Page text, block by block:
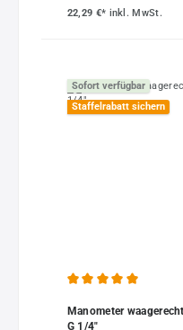
22,29 €* inkl. MwSt.
Sofort verfügbar
Staffelrabatt sichern
Manometer
G 1/4"